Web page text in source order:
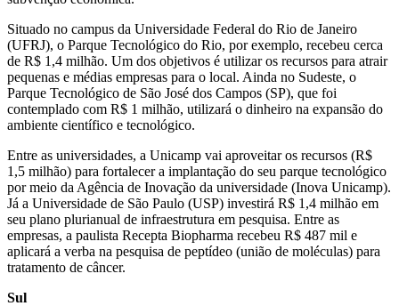
Situado no campus da Universidade Federal do Rio de Janeiro
(UFRJ), o Parque Tecnológico do Rio, por exemplo, recebeu cerca
de R$ 1,4 milhão. Um dos objetivos é utilizar os recursos para atrair
pequenas e médias empresas para o local. Ainda no Sudeste, o
Parque Tecnológico de São José dos Campos (SP), que foi
contemplado com R$ 1 milhão, utilizará o dinheiro na expansão do
ambiente científico e tecnológico.
Entre as universidades, a Unicamp vai aproveitar os recursos (R$
1,5 milhão) para fortalecer a implantação do seu parque tecnológico
por meio da Agência de Inovação da universidade (Inova Unicamp).
Já a Universidade de São Paulo (USP) investirá R$ 1,4 milhão em
seu plano plurianual de infraestrutura em pesquisa. Entre as
empresas, a paulista Recepta Biopharma recebeu R$ 487 mil e
aplicará a verba na pesquisa de peptídeo (união de moléculas) para
tratamento de câncer.
Sul